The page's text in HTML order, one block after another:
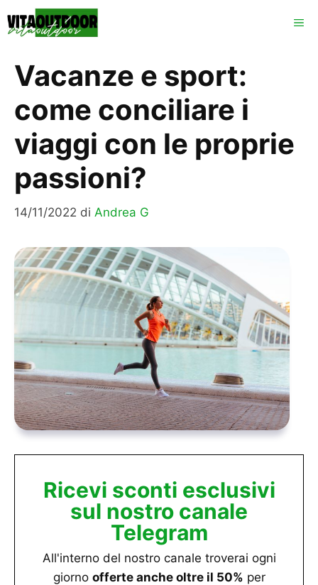
al
Vacanze e sport:
come conciliare i
viaggi con le proprie
passioni?
14/11/2022 di Andrea G
Ricevi sconti esclusivi
sul nostro canale
Telegram
All'interno del nostro canale troverai ogni
giorno offerte anche oltre il 50% per